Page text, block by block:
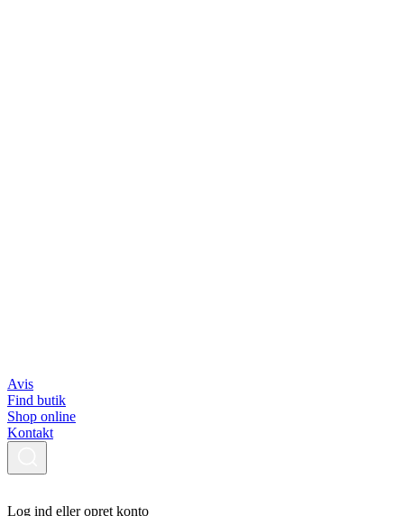
Avis
Find butik
Shop online
Kontakt
Log ind eller opret konto